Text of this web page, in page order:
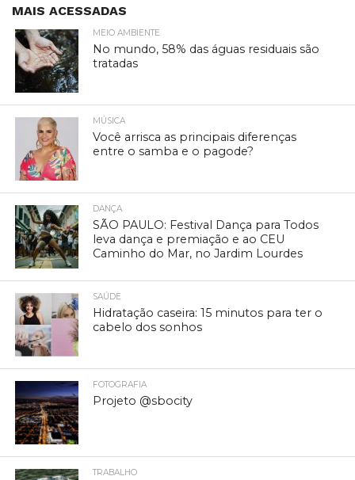
MAIS ACESSADAS
MEIO AMBIENTE
No mundo, 58% das águas residuais são
tratadas
MÚSICA
Você arrisca as principais diferenças
entre o samba e o pagode?
DANÇA
SÃO PAULO: Festival Dança para Todos
leva dança e premiação e ao CEU
Caminho do Mar, no Jardim Lourdes
SAÚDE
Hidratação caseira: 15 minutos para ter o
cabelo dos sonhos
FOTOGRAFIA
Projeto @sbocity
TRABALHO